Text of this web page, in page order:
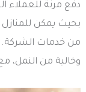
دفع مرنة للعملاء
بحيث يمكن للمنازل
من خدمات الشركة.
وخالية من النمل،